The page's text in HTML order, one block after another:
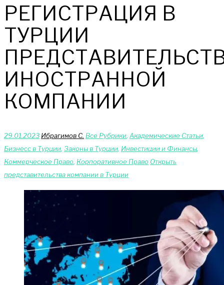
РЕГИСТРАЦИЯ В
ТУРЦИИ
ИНОСТРАННОЙ
КОМПАНИИ
29.01.2023 Ибрагимов С. Bce Pyбрики Академические Статьи
Бизнесс в Турции Законы в Турции Инвестиции и Финансы
Коммерческое Право Корпоративное Право Открыть
представительства компании в Турции